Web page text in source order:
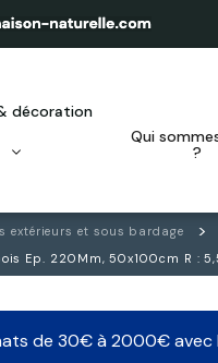
décoration
qui sommes-nous
?
extérieurs et sous bardage
Ep. 220Mm, 50x100cm R :
de 30€ à 2000€ avec